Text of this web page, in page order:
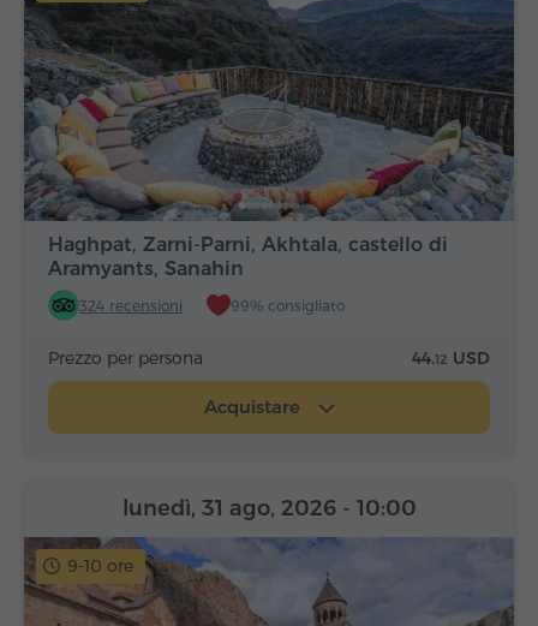
Haghpat, Zarni-Parni, Akhtala, castello di
Aramyants, Sanahin
324 recensioni 99% consigliato
Prezzo per persona 44.12 USD
Acquistare
9-10 ore
lunedì, 31 ago, 2026 - 10:00